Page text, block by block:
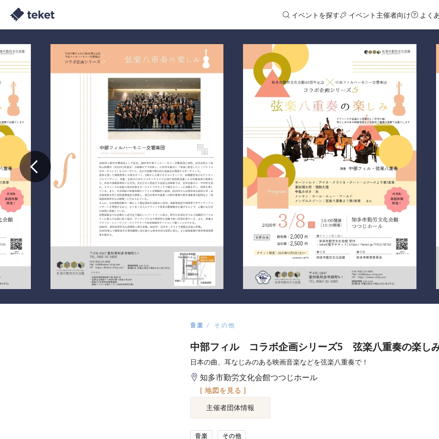
イベントを探す イベント主催者向け よく
音楽 その他
中部フィル コラボ企画シリーズ5 弦楽八重奏の楽し
日本の曲、耳なじみのある映画音楽などを弦楽八重奏で！
知多市勤労文化会館つつじホール
[ 地図を見る ]
主催者団体情報
音楽 その他